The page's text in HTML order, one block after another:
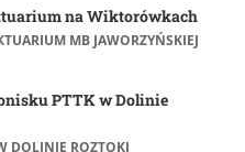
na Wiktorówkach
MB JAWORZYŃSKIEJ
PTTK w Dolinie
DOLINIE ROZTOKI